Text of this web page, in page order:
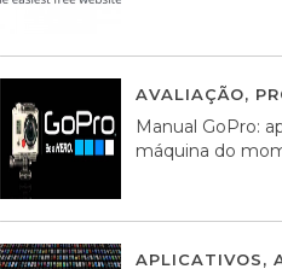
AVALIAÇÃO,
Manual GoPro:
máquina do
APLICATIVOS,